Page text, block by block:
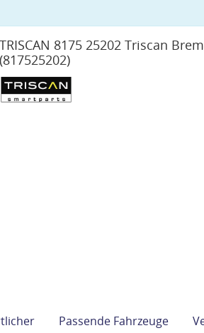
TRISCAN 8175 25202 Triscan
(817525202)
Passende Fahrzeuge